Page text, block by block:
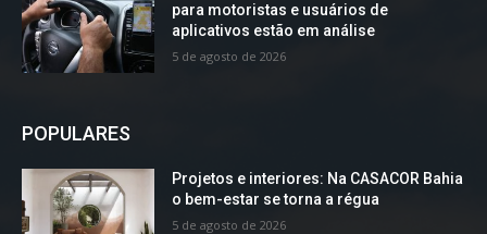
para motoristas e usuários de
aplicativos estão em análise
5 de agosto de 2026
POPULARES
Projetos e interiores: Na CASACOR Bahia
o bem-estar se torna a régua
5 de agosto de 2026